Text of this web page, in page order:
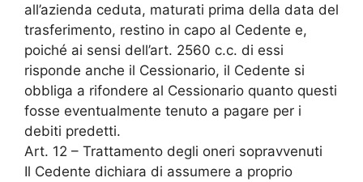
all’azienda ceduta, maturati prima della data del
trasferimento, restino in capo al Cedente e,
poiché ai sensi dell’art. 2560 c.c. di essi
risponde anche il Cessionario, il Cedente si
obbliga a rifondere al Cessionario quanto questi
fosse eventualmente tenuto a pagare per i
debiti predetti.
Art. 12 – Trattamento degli oneri sopravvenuti
Il Cedente dichiara di assumere a proprio